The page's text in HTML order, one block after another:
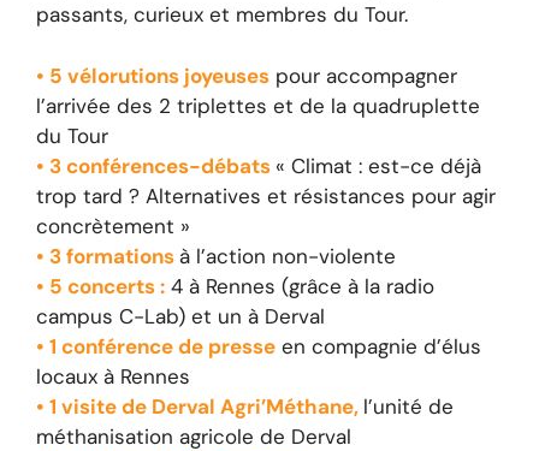
passants, curieux et membres du Tour.
• 5 vélorutions joyeuses pour accompagner
l’arrivée des 2 triplettes et de la quadruplette
du Tour
• 3 conférences-débats « Climat : est-ce déjà
trop tard ? Alternatives et résistances pour agir
concrètement »
• 3 formationsà l’action non-violente
• 5 concerts : 4 à Rennes (grâce à la radio
campus C-Lab) et un à Derval
• 1 conférence de presse en compagnie d’élus
locaux à Rennes
• 1 visite de Derval Agri’Méthane, l’unité de
méthanisation agricole de Derval